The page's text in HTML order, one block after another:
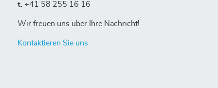
t. +41 58 255 16 16
Wir freuen uns über Ihre Nachricht!
Kontaktieren Sie uns